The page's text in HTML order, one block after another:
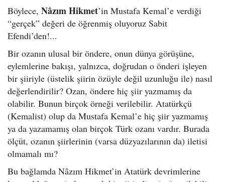
Böylece, Nâzım Hikmet’in Mustafa Kemal’e verdiği
“gerçek” değeri de öğrenmiş oluyoruz Sabit
Efendi’den!...
Bir ozanın ulusal bir öndere, onun dünya görüşüne,
eylemlerine bakışı, yalnızca, doğrudan o önderi işleyen
bir şiiriyle (üstelik şiirin özüyle değil uzunluğu ile) nasıl
değerlendirilir? Ozan, öndere hiç şiir yazmamış da
olabilir. Bunun birçok örneği verilebilir. Atatürkçü
(Kemalist) olup da Mustafa Kemal’e hiç şiir yazmamış
ya da yazamamış olan birçok Türk ozanı vardır. Burada
ölçüt, ozanın şiirlerinin (varsa düzyazılarının da) iletisi
olmamalı mı?
Bu bağlamda Nâzım Hikmet’in Atatürk devrimlerine